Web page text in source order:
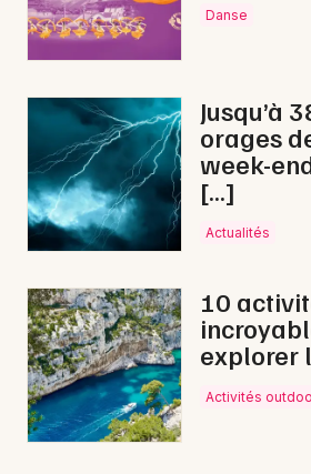
d'Azur
Newsletter des sorties
Artistes en tournée
Actus dans les Hautes-Alpes
Magazine dans les Hautes-
Danse
Jusqu’à
orages
week-
[…]
Actualités
10
explorer
Activités